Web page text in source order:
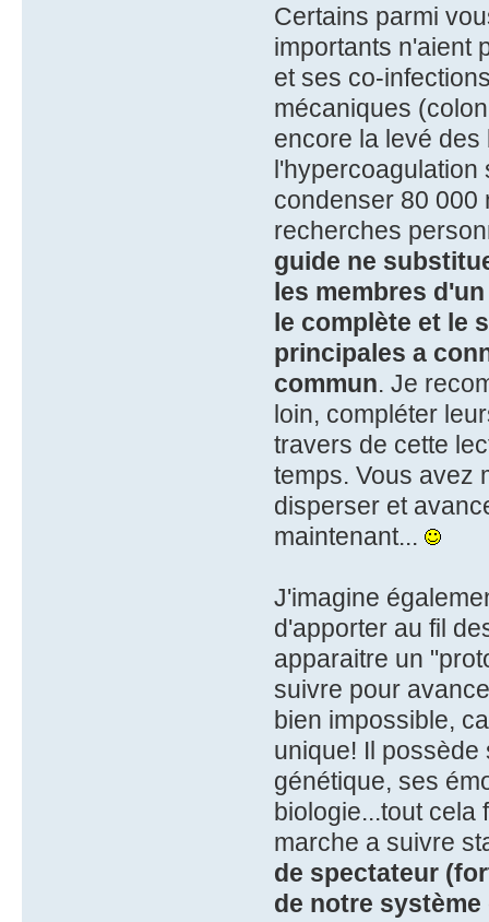
Certains parmi
importants n'aient
et ses co-
mécaniques
encore la levé
l'hypercoagulation
condenser 80 000
recherches
guide ne
les membres
le complète et le
principales a
commun. Je
loin, compléter
travers de cette
temps. Vous avez
disperser et
maintenant...
J'imagine
d'apporter au fil
apparaitre un
suivre pour
bien impossible,
unique! Il
génétique, ses
biologie...tout cela
marche a suivre
de spectateur
de notre